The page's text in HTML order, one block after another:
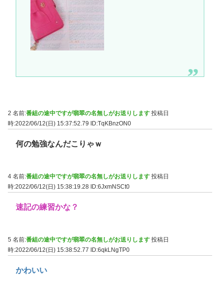
2 名前:番組の途中ですが翡翠の名無しがお送りします 投稿日
時:2022/06/12(日) 15:37:52.79
ID:TqKBnzON0
何の勉強なんだこりゃｗ
4 名前:番組の途中ですが翡翠の名無しがお送りします 投稿日
時:2022/06/12(日) 15:38:19.28 ID:6JxmNSCt0
速記の練習かな？
5 名前:番組の途中ですが翡翠の名無しがお送りします 投稿日
時:2022/06/12(日) 15:38:52.77 ID:6qkLNgTP0
かわいい